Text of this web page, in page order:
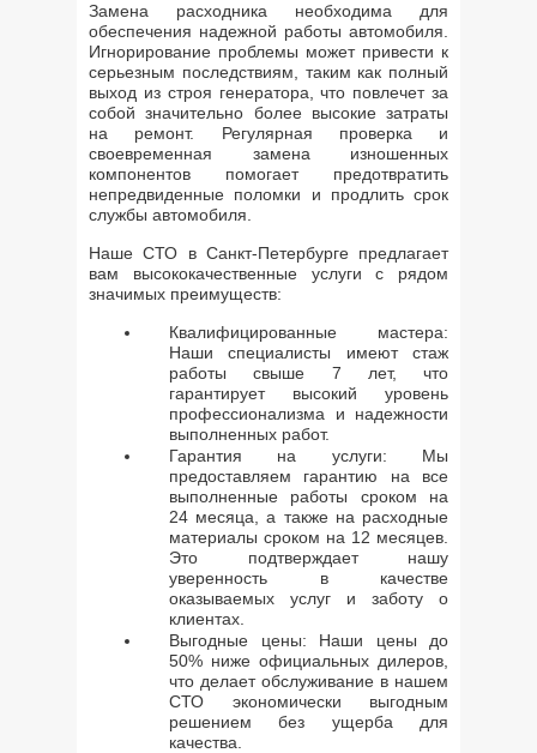
Замена расходника необходима для
обеспечения надежной работы автомобиля.
Игнорирование проблемы может привести к
серьезным последствиям, таким как полный
выход из строя генератора, что повлечет за
собой значительно более высокие затраты
на ремонт. Регулярная проверка и
своевременная замена изношенных
компонентов помогает предотвратить
непредвиденные поломки и продлить срок
службы автомобиля.
Наше СТО в Санкт-Петербурге предлагает
вам высококачественные услуги с рядом
значимых преимуществ:
Квалифицированные мастера:
Наши специалисты имеют стаж
работы свыше 7 лет, что
гарантирует высокий уровень
профессионализма и надежности
выполненных работ.
Гарантия на услуги: Мы
предоставляем гарантию на все
выполненные работы сроком на
24 месяца, а также на расходные
материалы сроком на 12 месяцев.
Это подтверждает нашу
уверенность в качестве
оказываемых услуг и заботу о
клиентах.
Выгодные цены: Наши цены до
50% ниже официальных дилеров,
что делает обслуживание в нашем
СТО экономически выгодным
решением без ущерба для
качества.